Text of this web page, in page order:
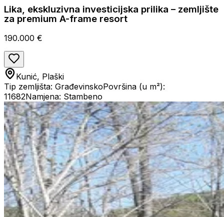
Lika, ekskluzivna investicijska prilika – zemljište
za premium A-frame resort
190.000 €
Kunić, Plaški
Tip zemljišta: GrađevinskoPovršina (u m²):
11682Namjena: Stambeno